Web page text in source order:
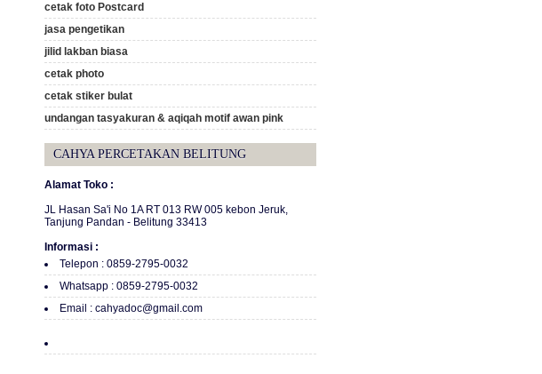
cetak foto Postcard
jasa pengetikan
jilid lakban biasa
cetak photo
cetak stiker bulat
undangan tasyakuran & aqiqah motif awan pink
CAHYA PERCETAKAN BELITUNG
Alamat Toko :
JL Hasan Sa'i No 1A RT 013 RW 005 kebon Jeruk,
Tanjung Pandan - Belitung 33413
Informasi :
Telepon : 0859-2795-0032
Whatsapp : 0859-2795-0032
Email : cahyadoc@gmail.com